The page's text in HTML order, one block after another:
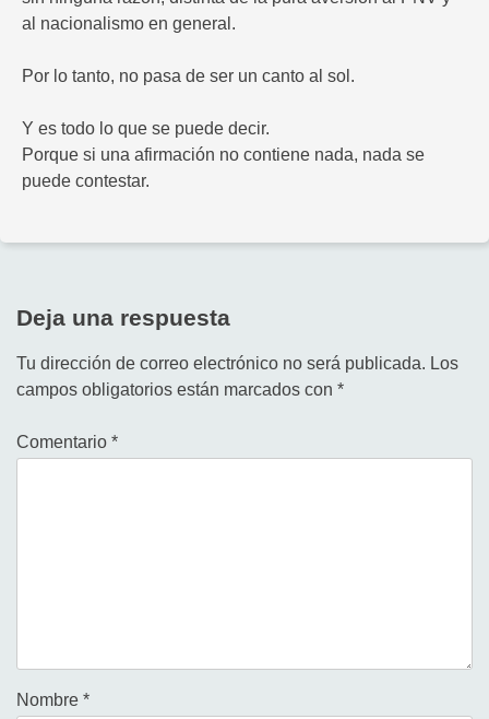
al nacionalismo en general.
Por lo tanto, no pasa de ser un canto al sol.
Y es todo lo que se puede decir.
Porque si una afirmación no contiene nada, nada se
puede contestar.
Deja una respuesta
Tu dirección de correo electrónico no será publicada. Los
campos obligatorios están marcados con *
Comentario *
Nombre *